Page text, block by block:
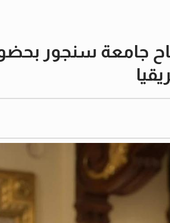
جامعة سنجور